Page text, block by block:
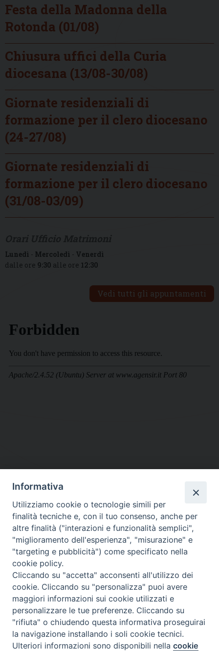
Festa della Madonna della
Rotonda (01/08)
Chiusura uffici della Curia
diocesana (13/08-30/08)
Giornate residenziali di
formazione per il clero diocesano
(24-27/08)
Giornate residenziali di
formazione per il clero diocesano
(31/08-03/09)
Lunedì - Mercoledì - Venerdì
dalle ore 9:30 alle ore 12:30
Vedi tutti gli appuntamenti
DIOCESI SUBURBICARIA DI ALBANO
Contatti:Tel.: 06.93268401 - Fax.: 06.9323844
E-mail:curia@diocesidialbano.it
Orari: dal Lunedì al Venerdì Ore: 9:00 - 13:00
Lunedì, Mercoledì e Venerdì, Ore 9:30 - 12:30
Diocesi Suburbicaria di Albano
Copyright © 2021
Preferenze Cookie
Informativa
Utilizziamo cookie o tecnologie simili per
finalità tecniche e, con il tuo consenso, anche per
altre finalità ("interazioni e funzionalità semplici",
"miglioramento dell'esperienza", "misurazione" e
"targeting e pubblicità") come specificato nella
cookie policy.
Cliccando su "accetta" acconsenti all'utilizzo dei
cookie. Cliccando su "personalizza" puoi avere
maggiori informazioni sui cookie utilizzati e
personalizzare le tue preferenze. Cliccando su
"rifiuta" o chiudendo questa informativa proseguirai
la navigazione installando i soli cookie tecnici.
Ulteriori informazioni sono disponibili nellacookie